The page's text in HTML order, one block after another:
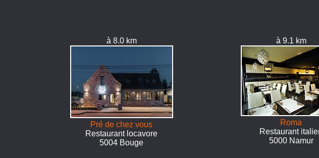
à 8.0 km
Pré de chez vous
Restaurant locavore
5004 Bouge
à 9.1 km
Roma
Restaurant
5000 Namur